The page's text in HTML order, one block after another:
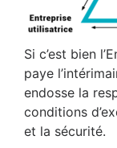
Si c’est bien
paye
endosse la
conditions
et la sécurité.